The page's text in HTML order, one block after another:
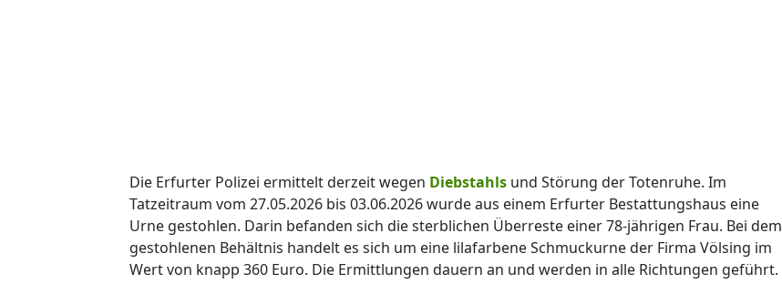
Die Erfurter Polizei ermittelt derzeit wegen Diebstahls und Störung der Totenruhe. Im
Tatzeitraum vom 27.05.2026 bis 03.06.2026 wurde aus einem Erfurter Bestattungshaus eine
Urne gestohlen. Darin befanden sich die sterblichen Überreste einer 78-jährigen Frau. Bei dem
gestohlenen Behältnis handelt es sich um eine lilafarbene Schmuckurne der Firma Völsing im
Wert von knapp 360 Euro. Die Ermittlungen dauern an und werden in alle Richtungen geführt.